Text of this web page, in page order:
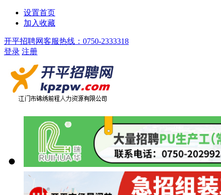
设置首页
加入收藏
开平招聘网客服热线：0750-2333318
登录 注册